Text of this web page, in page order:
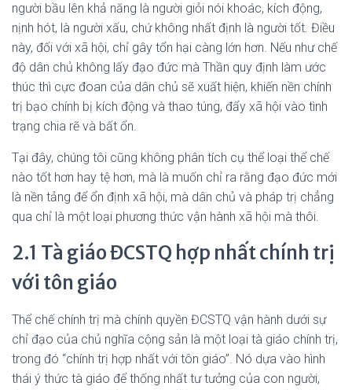
người bầu lên khả năng là người giỏi nói khoác, kích động,
nịnh hót, là người xấu, chứ không nhất định là người tốt. Điều
này, đối với xã hội, chỉ gây tổn hại càng lớn hơn. Nếu như chế
độ dân chủ không lấy đạo đức mà Thần quy định làm ước
thúc thì cực đoan của dân chủ sẽ xuất hiện, khiến nền chính
trị bạo chính bị kích động và thao túng, đẩy xã hội vào tình
trạng chia rẽ và bất ổn.
Tại đây, chúng tôi cũng không phân tích cụ thể loại thể chế
nào tốt hơn hay tệ hơn, mà là muốn chỉ ra rằng đạo đức mới
là nền tảng để ổn định xã hội, mà dân chủ và pháp trị chẳng
qua chỉ là một loại phương thức vận hành xã hội mà thôi.
2.1 Tà giáo ĐCSTQ hợp nhất chính trị
với tôn giáo
Thể chế chính trị mà chính quyền ĐCSTQ vận hành dưới sự
chỉ đạo của chủ nghĩa cộng sản là một loại tà giáo chính trị,
trong đó “chính trị hợp nhất với tôn giáo”. Nó dựa vào hình
thái ý thức tà giáo để thống nhất tư tưởng của con người,